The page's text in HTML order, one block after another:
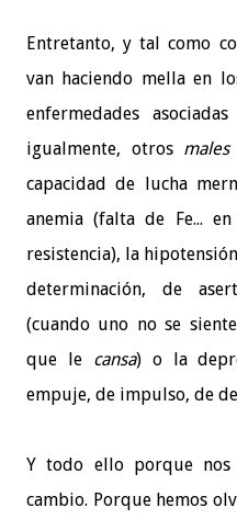
Entretanto, y tal como
van haciendo mella en
enfermedades
igualmente, otros
capacidad de lucha
anemia (falta de Fe...
resistencia), la
determinación, de
(cuando uno no se
que le cansa) o la
empuje, de impulso, de
Y todo ello porque
cambio. Porque hemos